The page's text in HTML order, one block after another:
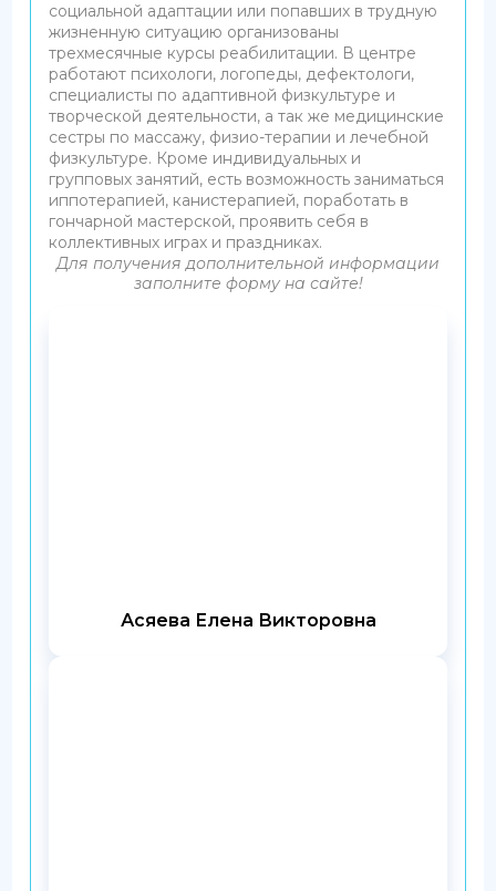
социальной адаптации или попавших в трудную
жизненную ситуацию организованы
трехмесячные курсы реабилитации. В центре
работают психологи, логопеды, дефектологи,
специалисты по адаптивной физкультуре и
творческой деятельности, а так же медицинские
сестры по массажу, физио-терапии и лечебной
физкультуре. Кроме индивидуальных и
групповых занятий, есть возможность заниматься
иппотерапией, канистерапией, поработать в
гончарной мастерской, проявить себя в
коллективных играх и праздниках.
Для получения дополнительной информации
заполните форму на сайте!
Асяева Елена Викторовна